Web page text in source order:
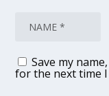
Save my
for the next time